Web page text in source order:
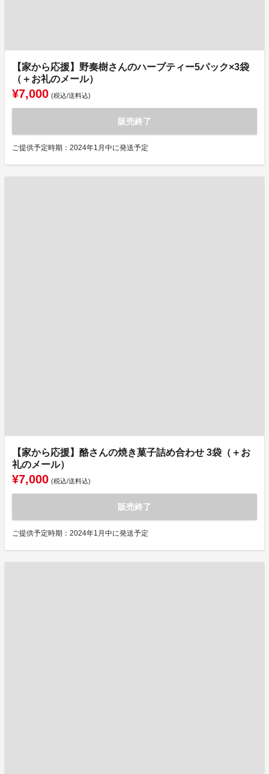
【家から応援】野奏樹さんのハーブティー5パック×3袋
（＋お礼のメール）
¥7,000 (税込/送料込)
販売終了
ご提供予定時期：2024年1月中に発送予定
【家から応援】酪さんの焼き菓子詰め合わせ 3袋（＋お
礼のメール）
¥7,000 (税込/送料込)
販売終了
ご提供予定時期：2024年1月中に発送予定